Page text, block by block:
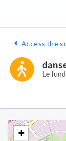
Access the
Le
+